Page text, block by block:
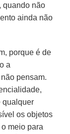
quando não
ainda não
porque é de
a
pensam.
qualquer
os objetos
meio para